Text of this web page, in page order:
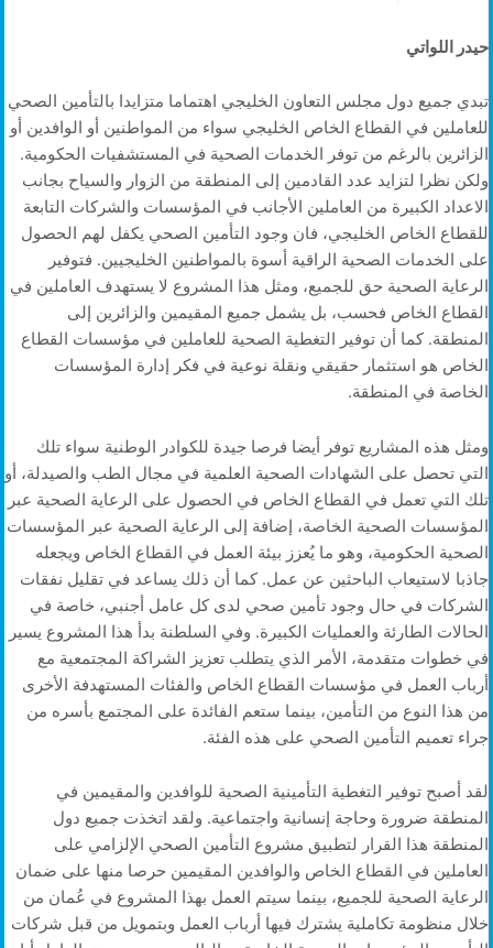
حيدر اللواتي
تبدي جميع دول مجلس التعاون الخليجي اهتماما متزايدا بالتأمين الصحي
للعاملين في القطاع الخاص الخليجي سواء من المواطنين أو الوافدين أو
الزائرين بالرغم من توفر الخدمات الصحية في المستشفيات الحكومية.
ولكن نظرا لتزايد عدد القادمين إلى المنطقة من الزوار والسياح بجانب
الاعداد الكبيرة من العاملين الأجانب في المؤسسات والشركات التابعة
للقطاع الخاص الخليجي، فان وجود التأمين الصحي يكفل لهم الحصول
على الخدمات الصحية الراقية أسوة بالمواطنين الخليجيين. فتوفير
الرعاية الصحية حق للجميع، ومثل هذا المشروع لا يستهدف العاملين في
القطاع الخاص فحسب، بل يشمل جميع المقيمين والزائرين إلى
المنطقة. كما أن توفير التغطية الصحية للعاملين في مؤسسات القطاع
الخاص هو استثمار حقيقي ونقلة نوعية في فكر إدارة المؤسسات
الخاصة في المنطقة.
ومثل هذه المشاريع توفر أيضا فرصا جيدة للكوادر الوطنية سواء تلك
التي تحصل على الشهادات الصحية العلمية في مجال الطب والصيدلة، أو
تلك التي تعمل في القطاع الخاص في الحصول على الرعاية الصحية عبر
المؤسسات الصحية الخاصة، إضافة إلى الرعاية الصحية عبر المؤسسات
الصحية الحكومية، وهو ما يُعزز بيئة العمل في القطاع الخاص ويجعله
جاذبا لاستيعاب الباحثين عن عمل. كما أن ذلك يساعد في تقليل نفقات
الشركات في حال وجود تأمين صحي لدى كل عامل أجنبي، خاصة في
الحالات الطارئة والعمليات الكبيرة. وفي السلطنة بدأ هذا المشروع يسير
في خطوات متقدمة، الأمر الذي يتطلب تعزيز الشراكة المجتمعية مع
أرباب العمل في مؤسسات القطاع الخاص والفئات المستهدفة الأخرى
من هذا النوع من التأمين، بينما ستعم الفائدة على المجتمع بأسره من
جراء تعميم التأمين الصحي على هذه الفئة.
لقد أصبح توفير التغطية التأمينية الصحية للوافدين والمقيمين في
المنطقة ضرورة وحاجة إنسانية واجتماعية. ولقد اتخذت جميع دول
المنطقة هذا القرار لتطبيق مشروع التأمين الصحي الإلزامي على
العاملين في القطاع الخاص والوافدين المقيمين حرصا منها على ضمان
الرعاية الصحية للجميع، بينما سيتم العمل بهذا المشروع في عُمان من
خلال منظومة تكاملية يشترك فيها أرباب العمل وبتمويل من قبل شركات